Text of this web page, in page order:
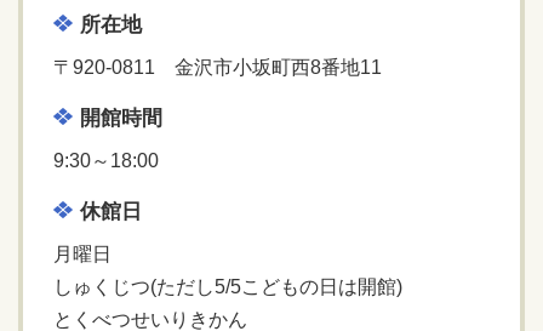
所在地
〒920-0811 金沢市小坂町西8番地11
開館時間
9:30～18:00
休館日
月曜日
しゅくじつ(ただし5/5こどもの日は開館)
とくべつせいりきかん